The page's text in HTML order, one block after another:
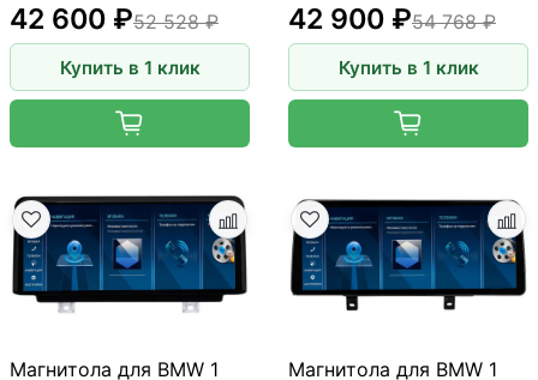
42 600 ₽52 528 ₽
Купить в 1 клик
42 900 ₽54 768 ₽
Купить в 1 клик
Магнитола для BMW 1
Магнитола для BMW 1